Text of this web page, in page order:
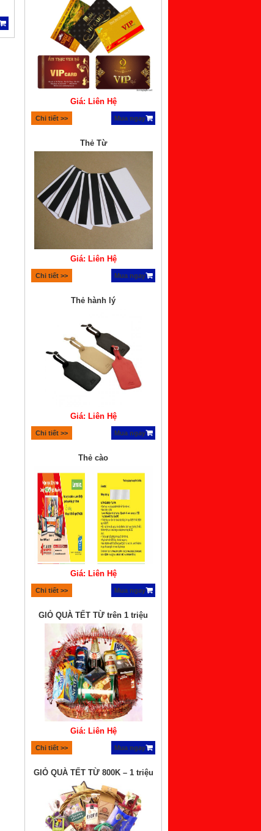
Giá: Liên Hệ
Chi tiết >> Mua ngay
Thẻ Từ
Giá: Liên Hệ
Chi tiết >> Mua ngay
Thẻ hành lý
Giá: Liên Hệ
Chi tiết >> Mua ngay
Thẻ cào
Giá: Liên Hệ
Chi tiết >> Mua ngay
GIỎ QUÀ TẾT TỪ trên 1 triệu
Giá: Liên Hệ
Chi tiết >> Mua ngay
GIỎ QUÀ TẾT TỪ 800K – 1 triệu